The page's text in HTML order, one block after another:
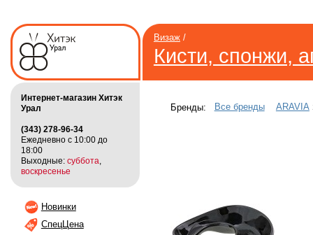
Визаж/
Кисти, спонжи,
Интернет-магазин Хитэк
Урал
(343) 278-96-34
Ежедневно с 10:00 до
18:00
Выходные: суббота
воскресенье
Новинки
СпецЦена
Бренды: Все бренды ARAVIA